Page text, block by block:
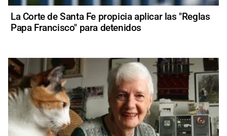
La Corte de Santa Fe propicia aplicar las "Reglas
Papa Francisco" para detenidos